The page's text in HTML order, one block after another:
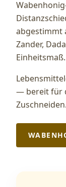
abgestimmt
Zander,
Einheitsmaß.
— bereit für
Zuschneiden.